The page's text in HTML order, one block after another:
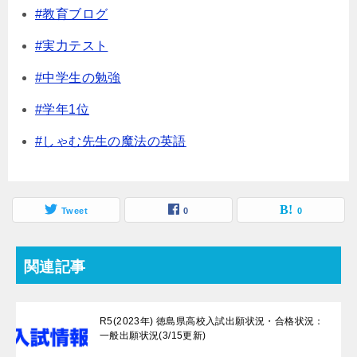
#教育ブログ
#実力テスト
#中学生の勉強
#学年1位
#しゃむ先生の魔法の英語
Tweet 0 0
関連記事
R5(2023年) 徳島県高校入試出願状況・合格状況：
一般出願状況(3/15更新)